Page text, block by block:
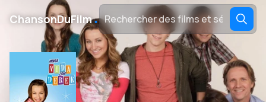
ChansonDuFilm․